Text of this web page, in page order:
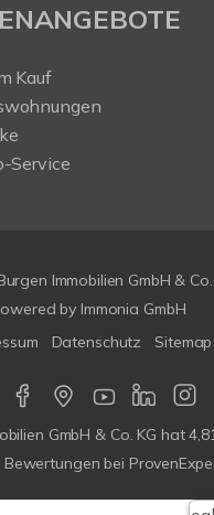
Kauf
Service
Immobilien GmbH & Co.
by Immonia GmbH
Datenschutz Sitemap
GmbH & Co. KG hat
Bewertungen bei